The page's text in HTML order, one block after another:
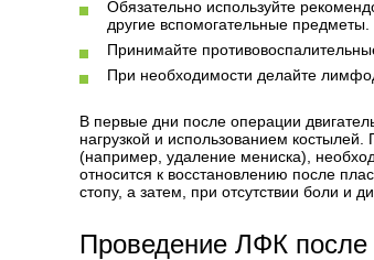
Обязательно используйте
другие вспомогательные предметы.
Принимайте
При необходимости делайте
В первые дни после операции
нагрузкой и использованием
(например, удаление мениска),
относится к восстановлению после
стопу, а затем, при отсутствии боли и
Проведение ЛФК после